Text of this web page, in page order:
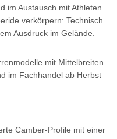
im Austausch mit Athleten
verkörpern: Technisch
Ausdruck im Gelände.
mit Mittelbreiten
im Fachhandel ab Herbst
Camber-Profile mit einer